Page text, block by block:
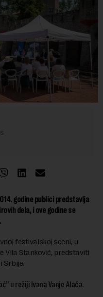
godine publici predstavlja
dela, i ove godine se
festivalskoj sceni, u
Vila Stanković, predstaviti
Srbije.
u režiji Ivana Vanje Alača.